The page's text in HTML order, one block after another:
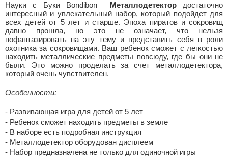
Науки с Буки Bondibon Металлодетектор достаточно
интересный и увлекательный набор, который подойдет для
всех детей от 5 лет и старше. Эпоха пиратов и сокровищ
давно прошла, но это не означает, что нельзя
пофантазировать на эту тему и представить себя в роли
охотника за сокровищами. Ваш ребенок сможет с легкостью
находить металлические предметы повсюду, где бы они не
были. Это можно проделать за счет металлодетектора,
который очень чувствителен.
Особенности:
- Развивающая игра для детей от 5 лет
- Ребенок сможет находить предметы в земле
- В наборе есть подробная инструкция
- Металлодетектор оборудован дисплеем
- Набор предназначена не только для одиночной игры